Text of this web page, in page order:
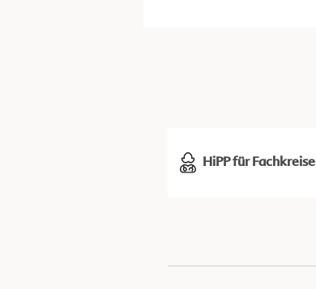
HiPP für Fachkreise